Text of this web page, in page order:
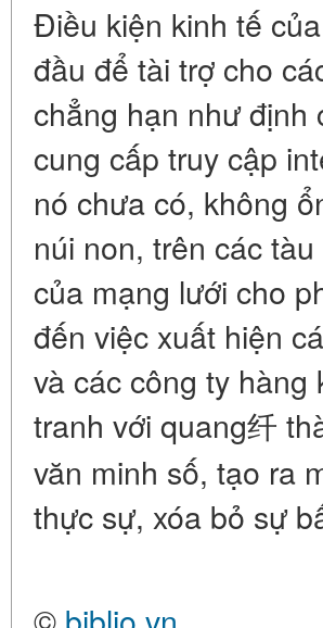
Điều kiện kinh tế
đầu để tài trợ cho
chẳng hạn như định
cung cấp truy cập
nó chưa có, không
núi non, trên các
của mạng lưới cho
đến việc xuất hiện
và các công ty
tranh với quang纤
văn minh số, tạo ra
thực sự, xóa bỏ sự